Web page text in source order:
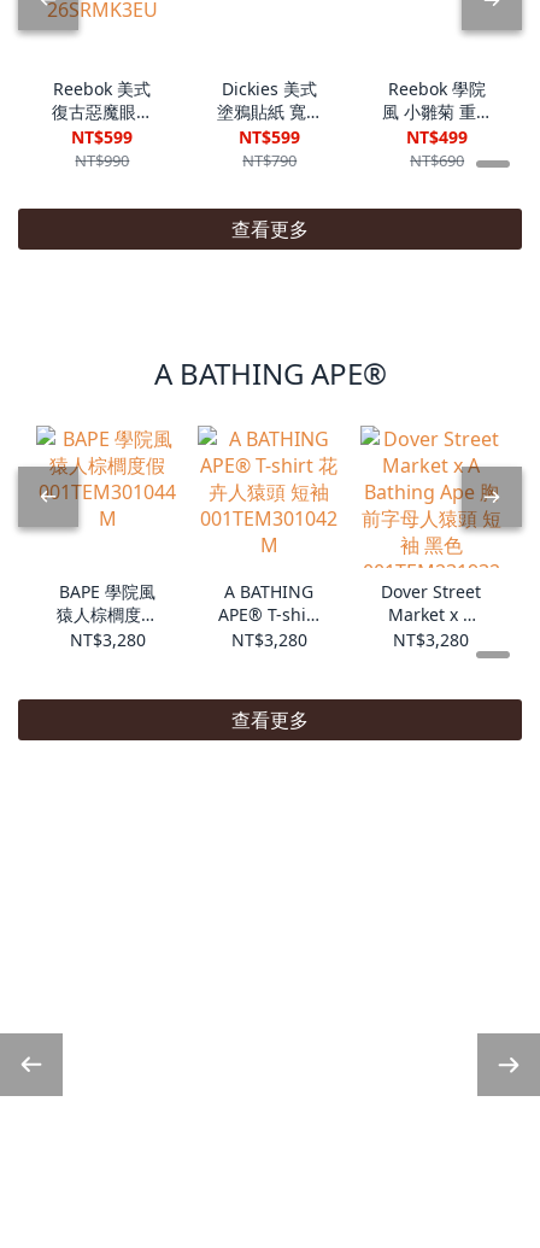
Reebok 美式
復古惡魔眼睛
LOGO 寬鬆短
踢
NT$599
NT$990
Dickies 美式
塗鴉貼紙 寬鬆
短踢
DKU262NKT3
NT$599
NT$790
Reebok 學院
風 小雛菊 重磅
短踢
26SRMH93M
NT$499
NT$690
查看更多
A BATHING APE®
BAPE 學院風
猿人棕櫚度假
001TEM3010
NT$3,280
A BATHING
APE® T-shirt
花卉人猿頭 短
42M
NT$3,280
Dover Street
Market x A
Bathing Ape
胸前字母人猿
001TEM2319
NT$3,280
查看更多